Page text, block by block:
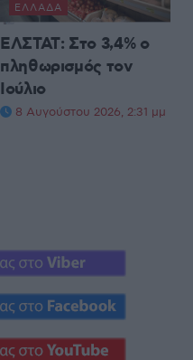
ΕΛΛΆΔΑ
ΕΛΣΤΑΤ: Στο 3,4% ο
πληθωρισμός τον
Ιούλιο
8 Αυγούστου 2026, 2:31 μμ